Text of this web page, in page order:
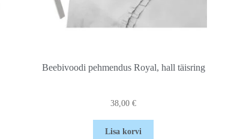
Beebivoodi pehmendus Royal, hall täisring
38,00€
Lisa korvi